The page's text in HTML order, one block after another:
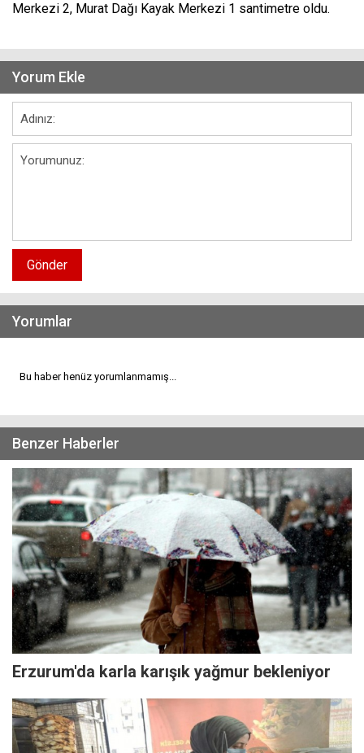
Merkezi 2, Murat Dağı Kayak Merkezi 1 santimetre oldu.
Yorum Ekle
Gönder
Yorumlar
Bu haber henüz yorumlanmamış...
Benzer Haberler
Erzurum'da karla karışık yağmur bekleniyor